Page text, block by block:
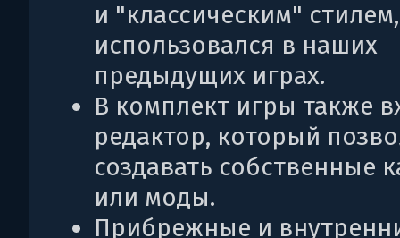
и "классическим"
использовался в наших
предыдущих играх.
В комплект игры также
редактор, который
создавать собственные
или моды.
Прибрежные и